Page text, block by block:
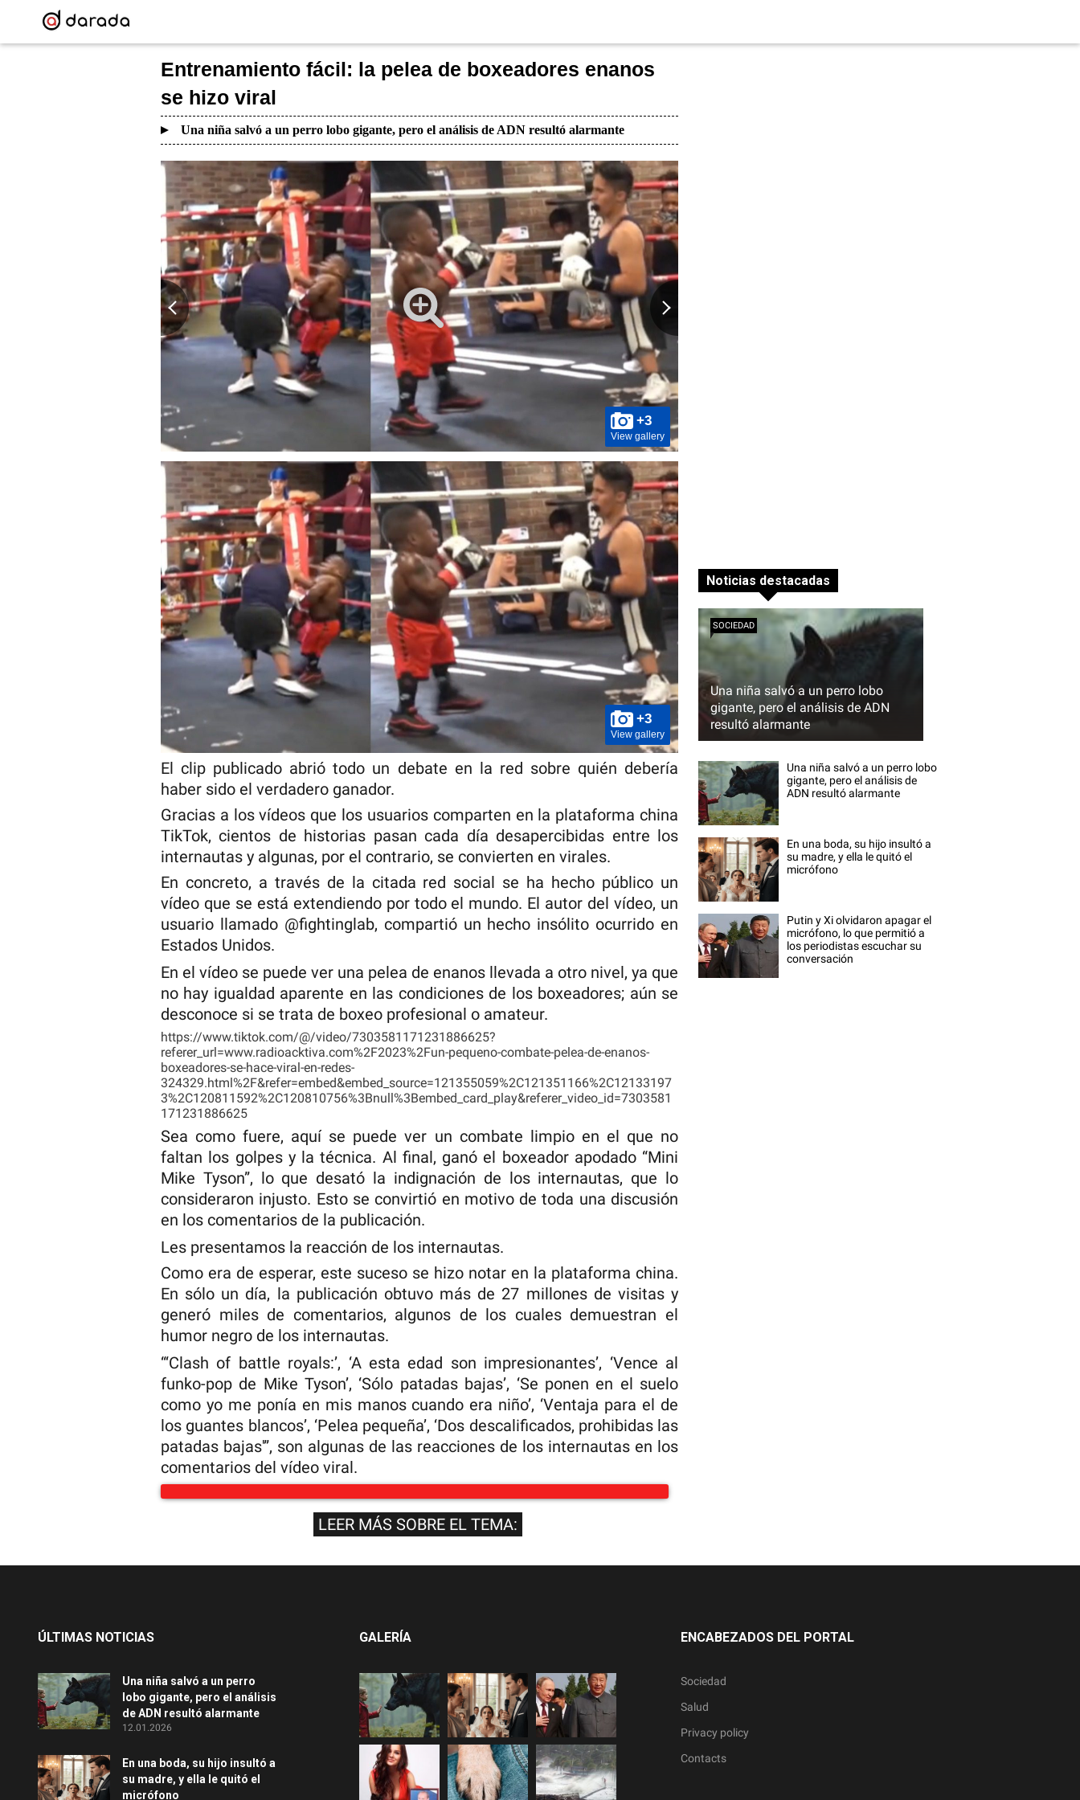
Entrenamiento fácil: la pelea de boxeadores enanos
se hizo viral
Una niña salvó a un perro lobo gigante, pero el análisis de ADN resultó alarmante
+3
View gallery
+3
View gallery
El clip publicado abrió todo un debate en la red sobre quién debería
haber sido el verdadero ganador.
Gracias a los vídeos que los usuarios comparten en la plataforma china
TikTok, cientos de historias pasan cada día desapercibidas entre los
internautas y algunas, por el contrario, se convierten en virales.
En concreto, a través de la citada red social se ha hecho público un
vídeo que se está extendiendo por todo el mundo. El autor del vídeo, un
usuario llamado @fightinglab, compartió un hecho insólito ocurrido en
Estados Unidos.
En el vídeo se puede ver una pelea de enanos llevada a otro nivel, ya que
no hay igualdad aparente en las condiciones de los boxeadores; aún se
desconoce si se trata de boxeo profesional o amateur.
https://www.tiktok.com/@/video/7303581171231886625?
referer_url=www.radioacktiva.com%2F2023%2Fun-pequeno-combate-pelea-de-enanos-
boxeadores-se-hace-viral-en-redes-
324329.html%2F&refer=embed&embed_source=121355059%2C121351166%2C12133197
3%2C120811592%2C120810756%3Bnull%3Bembed_card_play&referer_video_id=7303581
171231886625
Sea como fuere, aquí se puede ver un combate limpio en el que no
faltan los golpes y la técnica. Al final, ganó el boxeador apodado “Mini
Mike Tyson”, lo que desató la indignación de los internautas, que lo
consideraron injusto. Esto se convirtió en motivo de toda una discusión
en los comentarios de la publicación.
Les presentamos la reacción de los internautas.
Como era de esperar, este suceso se hizo notar en la plataforma china.
En sólo un día, la publicación obtuvo más de 27 millones de visitas y
generó miles de comentarios, algunos de los cuales demuestran el
humor negro de los internautas.
“‘Clash of battle royals:’, ‘A esta edad son impresionantes’, ‘Vence al
funko-pop de Mike Tyson’, ‘Sólo patadas bajas’, ‘Se ponen en el suelo
como yo me ponía en mis manos cuando era niño’, ‘Ventaja para el de
los guantes blancos’, ‘Pelea pequeña’, ‘Dos descalificados, prohibidas las
patadas bajas'”, son algunas de las reacciones de los internautas en los
comentarios del vídeo viral.
LEER MÁS SOBRE EL TEMA:
Noticias destacadas
Una niña salvó a un perro lobo
gigante, pero el análisis de ADN
resultó alarmante
SOCIEDAD
Una niña salvó a un perro lobo
gigante, pero el análisis de
ADN resultó alarmante
En una boda, su hijo insultó a
su madre, y ella le quitó el
micrófono
Putin y Xi olvidaron apagar el
micrófono, lo que permitió a
los periodistas escuchar su
conversación
ÚLTIMAS NOTICIAS
Una niña salvó a un perro
lobo gigante, pero el análisis
de ADN resultó alarmante
12.01.2026
En una boda, su hijo insultó a
su madre, y ella le quitó el
micrófono
GALERÍA ENCABEZADOS DEL PORTAL
Sociedad
Salud
Privacy policy
Contacts